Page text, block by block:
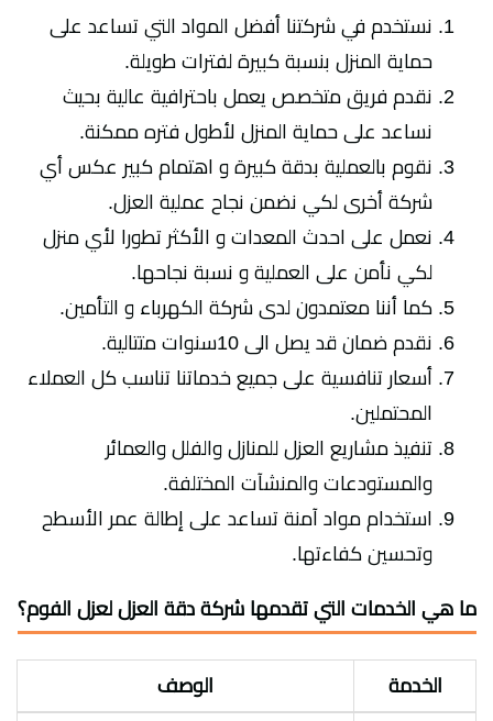
نستخدم في شركتنا أفضل المواد التي تساعد على
حماية المنزل بنسبة كبيرة لفترات طويلة.
نقدم فريق متخصص يعمل باحترافية عالية بحيث
نساعد على حماية المنزل لأطول فتره ممكنة.
نقوم بالعملية بدقة كبيرة و اهتمام كبير عكس أي
شركة أخرى لكي نضمن نجاح عملية العزل.
نعمل على احدث المعدات و الأكثر تطورا لأي منزل
لكي نأمن على العملية و نسبة نجاحها.
كما أننا معتمدون لدى شركة الكهرباء و التأمين.
نقدم ضمان قد يصل الى 10سنوات متتالية.
أسعار تنافسية على جميع خدماتنا تناسب كل العملاء
المحتملين.
تنفيذ مشاريع العزل للمنازل والفلل والعمائر
والمستودعات والمنشآت المختلفة.
استخدام مواد آمنة تساعد على إطالة عمر الأسطح
وتحسين كفاءتها.
ما هي الخدمات التي تقدمها شركة دقة العزل لعزل الفوم؟
الخدمة الوصف